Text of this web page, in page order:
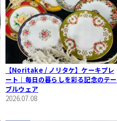
【Noritake / ノリタケ】ケーキプレ
ート｜毎日の暮らしを彩る記念のテー
ブルウェア
2026.07.08